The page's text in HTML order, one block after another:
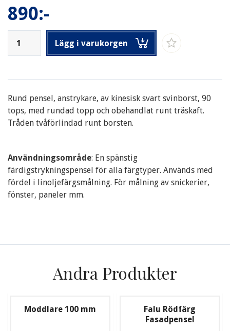
890:-
Lägg i varukorgen
Rund pensel, anstrykare, av kinesisk svart svinborst, 90
tops, med rundad topp och obehandlat runt träskaft.
Tråden tvåförlindad runt borsten.
Användningsområde: En spänstig
färdigstrykningspensel för alla färgtyper. Används med
fördel i linoljefärgsmålning. För målning av snickerier,
fönster, paneler mm.
Andra Produkter
Moddlare 100 mm
Falu Rödfärg
Fasadpensel